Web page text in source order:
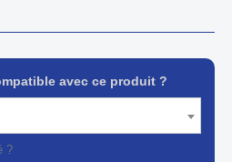
avec ce produit ?
?